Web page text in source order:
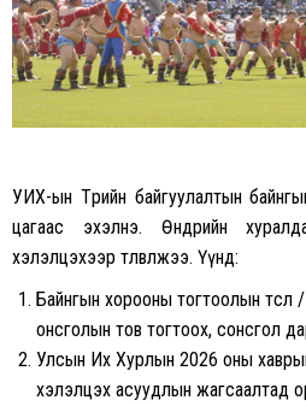
УИХ-ын Төрийн байгуулалтын
цагаас эхэлнэ. Өнөөдрийн
хэлэлцэхээр төлөвлөжээ. Үүнд:
Байнгын хорооны тогтоолын
онсголын тов тогтоох, сонсгол
Улсын Их Хурлын 2026 оны
хэлэлцэх асуудлын жагсаалтад